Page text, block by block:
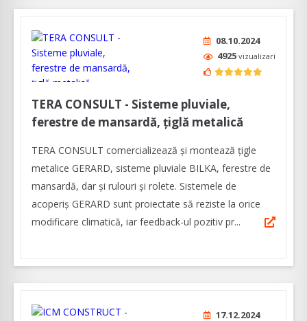
08.10.2024
4925 vizualizari
TERA CONSULT - Sisteme pluviale,
ferestre de mansardă, țiglă metalică
TERA CONSULT comercializează și montează țigle
metalice GERARD, sisteme pluviale BILKA, ferestre de
mansardă, dar și rulouri și rolete. Sistemele de
acoperiș GERARD sunt proiectate să reziste la orice
modificare climatică, iar feedback-ul pozitiv pr...
17.12.2024